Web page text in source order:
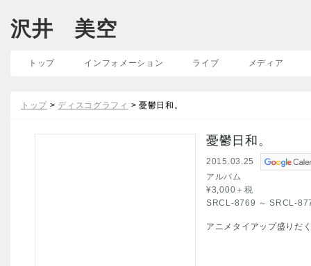
沢井 美空
トップ インフォメーション ライブ メディア
トップ > ディスコグラフィ > 憂鬱日和。
憂鬱日和。
2015.03.25
アルバム
¥3,000＋税
SRCL-8769 ～ SRCL-
アニメタイアップ盛りだ